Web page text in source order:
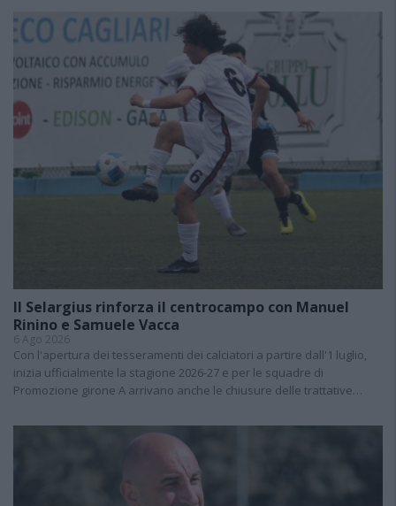
Il Selargius rinforza il centrocampo con Manuel
Rinino e Samuele Vacca
6 Ago 2026
Con l'apertura dei tesseramenti dei calciatori a partire dall'1 luglio,
inizia ufficialmente la stagione 2026-27 e per le squadre di
Promozione girone A arrivano anche le chiusure delle trattative…